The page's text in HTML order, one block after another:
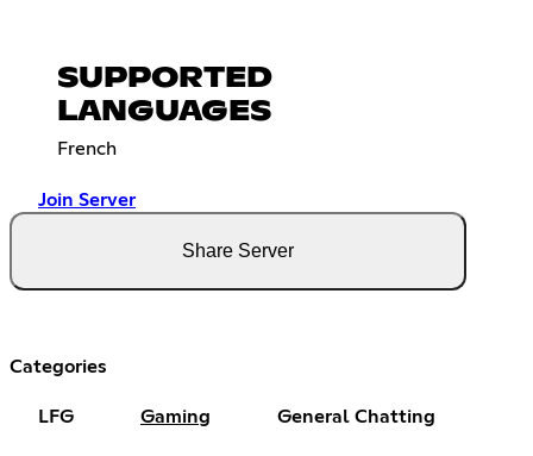
SUPPORTED
LANGUAGES
French
Join Server
Share Server
Categories
LFG Gaming General Chatting